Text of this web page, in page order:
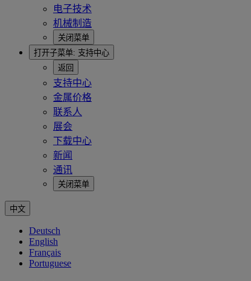
电子技术
机械制造
关闭菜单
打开子菜单: 支持中心
返回
支持中心
金属价格
联系人
展会
下载中心
新闻
通讯
关闭菜单
中文
Deutsch
English
Français
Portuguese